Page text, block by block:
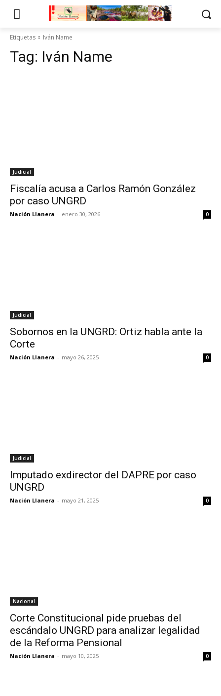
Etiquetas Iván Name
Tag: Iván Name
Judicial
Fiscalía acusa a Carlos Ramón González
por caso UNGRD
Nación Llanera - enero 30, 2026 0
Judicial
Sobornos en la UNGRD: Ortiz habla ante la
Corte
Nación Llanera - mayo 26, 2025 0
Judicial
Imputado exdirector del DAPRE por caso
UNGRD
Nación Llanera - mayo 21, 2025 0
Nacional
Corte Constitucional pide pruebas del
escándalo UNGRD para analizar legalidad
de la Reforma Pensional
Nación Llanera - mayo 10, 2025 0